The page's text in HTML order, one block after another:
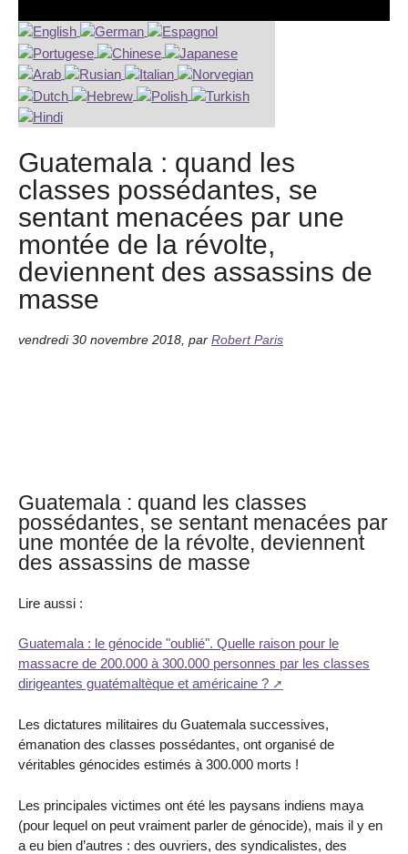
Guatemala : quand les
classes possédantes, se
sentant menacées par une
montée de la révolte,
deviennent des assassins de
masse
vendredi 30 novembre 2018 par Robert Paris
Guatemala : quand les classes
possédantes, se sentant menacées par
une montée de la révolte, deviennent
des assassins de masse
Lire aussi :
Guatemala : le génocide "oublié". Quelle raison pour le
massacre de 200.000 à 300.000 personnes par les classes
dirigeantes guatémaltèque et américaine ?
Les dictatures militaires du Guatemala successives,
émanation des classes possédantes, ont organisé de
véritables génocides estimés à 300.000 morts !
Les principales victimes ont été les paysans indiens maya
(pour lequel on peut vraiment parler de génocide), mais il y en
a eu bien d’autres : des ouvriers, des syndicalistes, des